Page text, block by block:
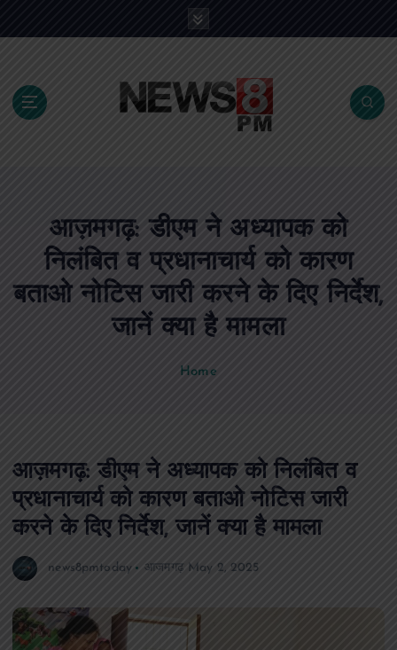
आज़मगढ़: डीएम ने अध्यापक को
निलंबित व प्रधानाचार्य को कारण
बताओ नोटिस जारी करने के दिए निर्देश,
जानें क्या है मामला
Home
आज़मगढ़: डीएम ने अध्यापक को निलंबित व
प्रधानाचार्य को कारण बताओ नोटिस जारी
करने के दिए निर्देश, जानें क्या है मामला
news8pmtoday आजमगढ़ May 2, 2025